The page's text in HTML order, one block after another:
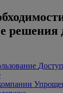
решения